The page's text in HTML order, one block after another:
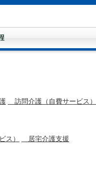
訪問介護（自費サービス）
ス） 居宅介護支援